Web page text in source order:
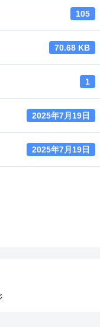
105
70.68 KB
1
2025年7月19日
2025年7月19日